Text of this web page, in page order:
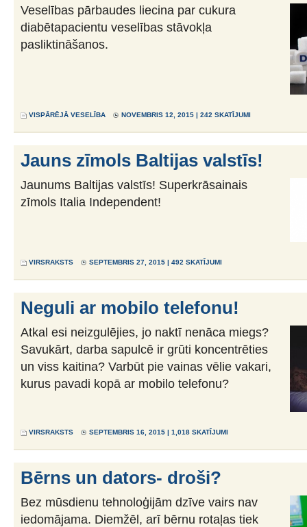
Veselības pārbaudes liecina par cukura
diabētapacientu veselības stāvokļa
pasliktināšanos.
VISPĀRĒJĀ VESELĪBA NOVEMBRIS 12, 2015 | 242 SKATĪJUMI
Jauns zīmols Baltijas valstīs!
Jaunums Baltijas valstīs! Superkrāsainais
zīmols Italia Independent!
VIRSRAKSTS SEPTEMBRIS 27, 2015 | 492 SKATĪJUMI
Neguli ar mobilo telefonu!
Atkal esi neizgulējies, jo naktī nenāca miegs?
Savukārt, darba sapulcē ir grūti koncentrēties
un viss kaitina? Varbūt pie vainas vēlie vakari,
kurus pavadi kopā ar mobilo telefonu?
VIRSRAKSTS SEPTEMBRIS 16, 2015 | 1,018 SKATĪJUMI
Bērns un dators- droši?
Bez mūsdienu tehnoloģijām dzīve vairs nav
iedomājama. Diemžēl, arī bērnu rotaļas tiek